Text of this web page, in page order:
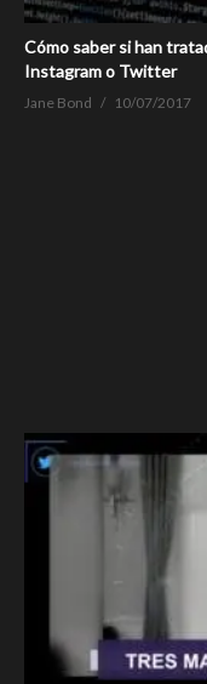
Cómo saber si han
Instagram o Twitter
Jane Bond 10/07/2017